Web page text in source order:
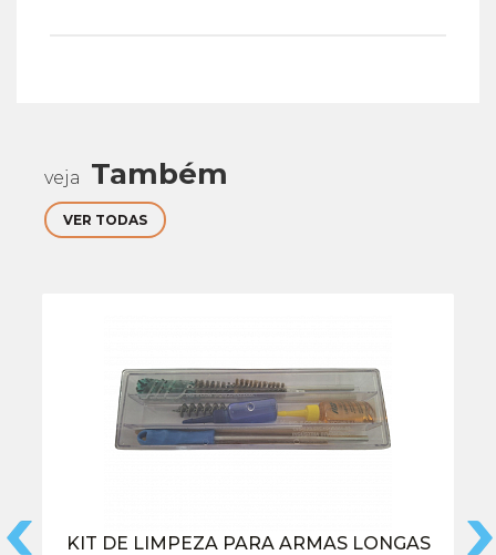
veja Também
VER TODAS
KIT DE LIMPEZA PARA ARMAS LONGAS